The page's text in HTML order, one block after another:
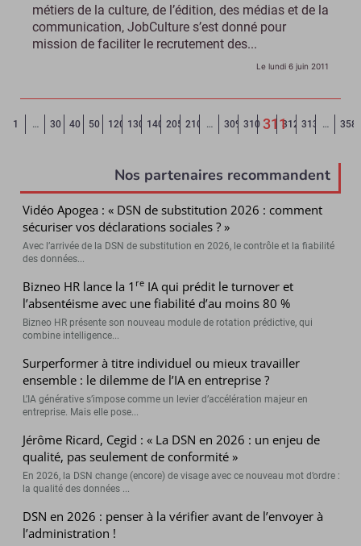
métiers de la culture, de l’édition, des médias et de la
communication, JobCulture s’est donné pour
mission de faciliter le recrutement des...
Le lundi 6 juin 2011
Page précédente
1 … 30 40 50 120 130 140 205 210 … 309 310 311312 313 … 358
Nos partenaires recommandent
Vidéo Apogea : « DSN de substitution 2026 : comment
sécuriser vos déclarations sociales ? »
Avec l’arrivée de la DSN de substitution en 2026, le contrôle et la fiabilité
des données...
Bizneo HR lance la 1 re IA qui prédit le turnover et
l’absentéisme avec une fiabilité d’au moins 80 %
Bizneo HR présente son nouveau module de rotation prédictive, qui
combine intelligence...
Surperformer à titre individuel ou mieux travailler
ensemble : le dilemme de l’IA en entreprise ?
L’IA générative s’impose comme un levier d’accélération majeur en
entreprise. Mais elle pose...
Jérôme Ricard, Cegid : « La DSN en 2026 : un enjeu de
qualité, pas seulement de conformité »
En 2026, la DSN change (encore) de visage avec ce nouveau mot d’ordre :
la qualité des données ...
DSN en 2026 : penser à la vérifier avant de l’envoyer à
l’administration !